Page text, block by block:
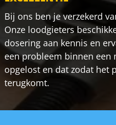
Bij ons ben je verzekerd
Onze loodgieters
dosering aan kennis en
een probleem binnen een
opgelost en dat zodat het
terugkomt.